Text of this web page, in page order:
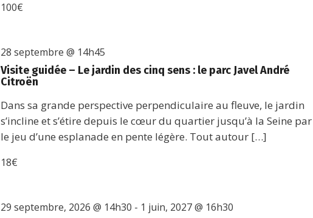
100€
Visite guidée – Le jardin des cinq sens : le parc Javel André
Citroën
28 septembre @ 14h45
Dans sa grande perspective perpendiculaire au fleuve, le jardin
s’incline et s’étire depuis le cœur du quartier jusqu’à la Seine par
le jeu d’une esplanade en pente légère. Tout autour […]
18€
29 septembre, 2026 @ 14h30 - 1 juin, 2027 @ 16h30